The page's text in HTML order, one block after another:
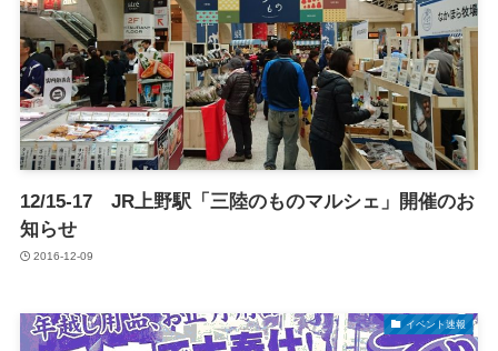
12/15-17 JR上野駅「三陸のものマルシェ」開催のお
知らせ
2016-12-09
イベント速報